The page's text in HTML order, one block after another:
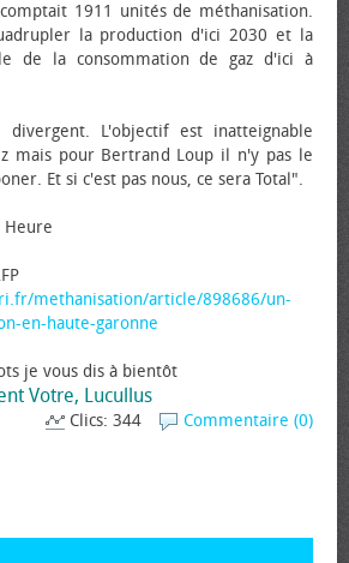
1911 unités de méthanisation.
la production d'ici 2030 et la
de la consommation de gaz d'ici à
L'objectif est inatteignable
mais pour Bertrand Loup il n'y pas le
Et si c'est pas nous, ce sera Total".
Heure
methanisation/article/898686/un-
en-haute-garonne
je vous dis à bientôt
Votre, Lucullus
Commentaire (0)
Clics: 344